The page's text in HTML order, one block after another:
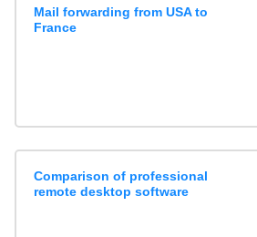
Mail forwarding from USA to
France
Comparison of professional
remote desktop software